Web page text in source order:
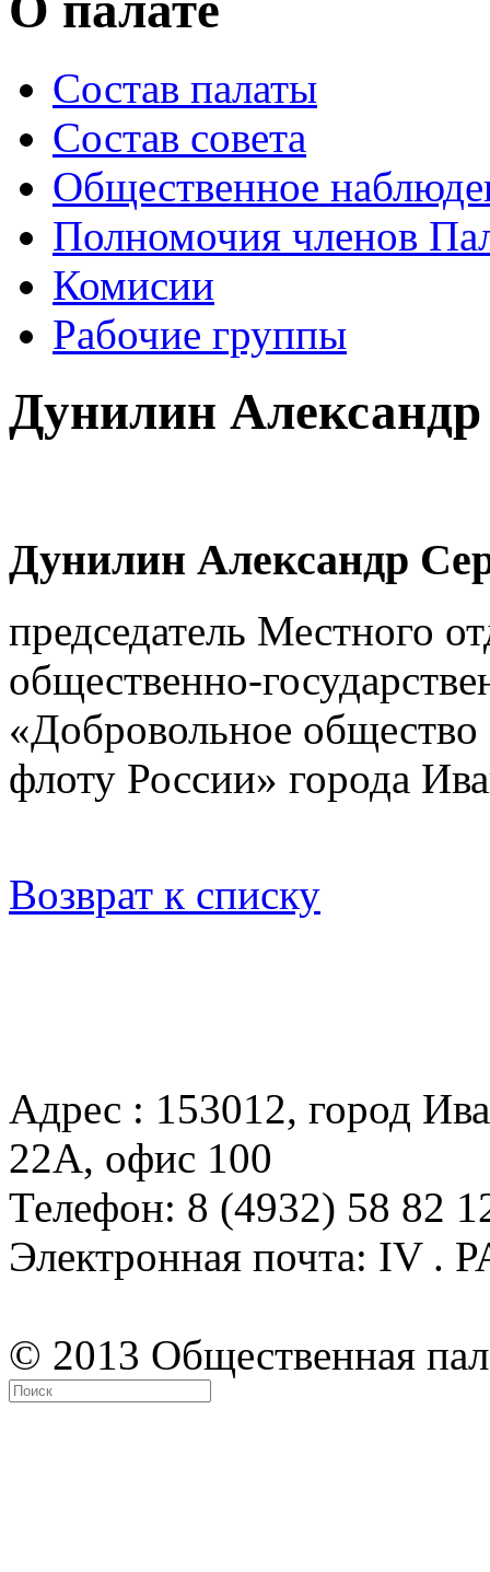
Состав палаты
Состав совета
Общественное
Полномочия членов
Комисии
Рабочие группы
Дунилин Александр
Дунилин Александр
председатель Местного
общественно-
«Добровольное
флоту России» города
Возврат к списку
Адрес : 153012, город
22А, офис 100
Телефон: 8 (4932) 58 82
Электронная почта: IV .
© 2013 Общественная